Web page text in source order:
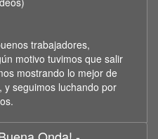
trabajadores,
motivo tuvimos que salir
mostrando lo mejor de
y seguimos luchando por